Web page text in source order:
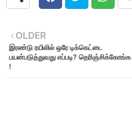
OLDER
இரண்டு ரயிலில் ஒரே டிக்கெட்டை
பயன்படுத்துவது எப்படி? தெரிஞ்சிக்கோங்க
!